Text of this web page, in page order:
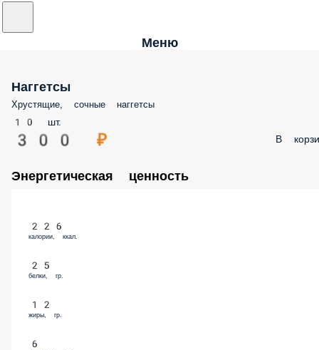
Меню
Наггетсы
Хрустящие, сочные наггетсы
10 шт.
300 ₽ В
Энергетическая ценность
226
калории, ккал.
25
белки, гр.
12
жиры, гр.
6